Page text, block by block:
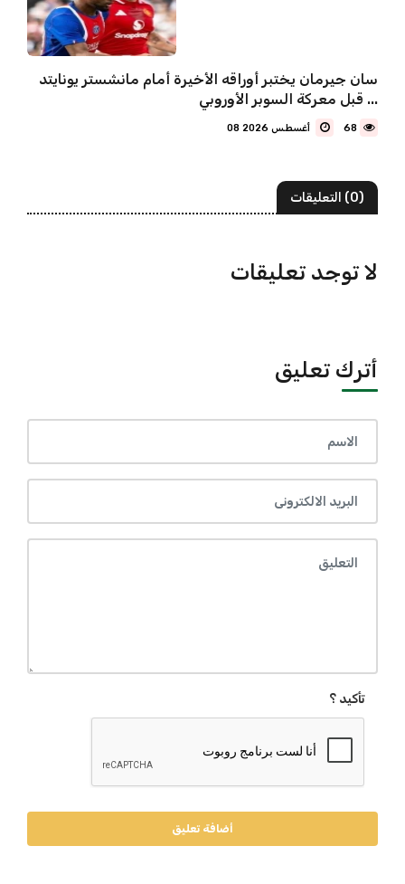
سان جيرمان يختبر أوراقه الأخيرة أمام مانشستر يونايتد
قبل معركة السوبر الأوروبي ...
68
(0) التعليقات
لا توجد تعليقات
أترك تعليق
تأكيد ؟
أضافة تعليق